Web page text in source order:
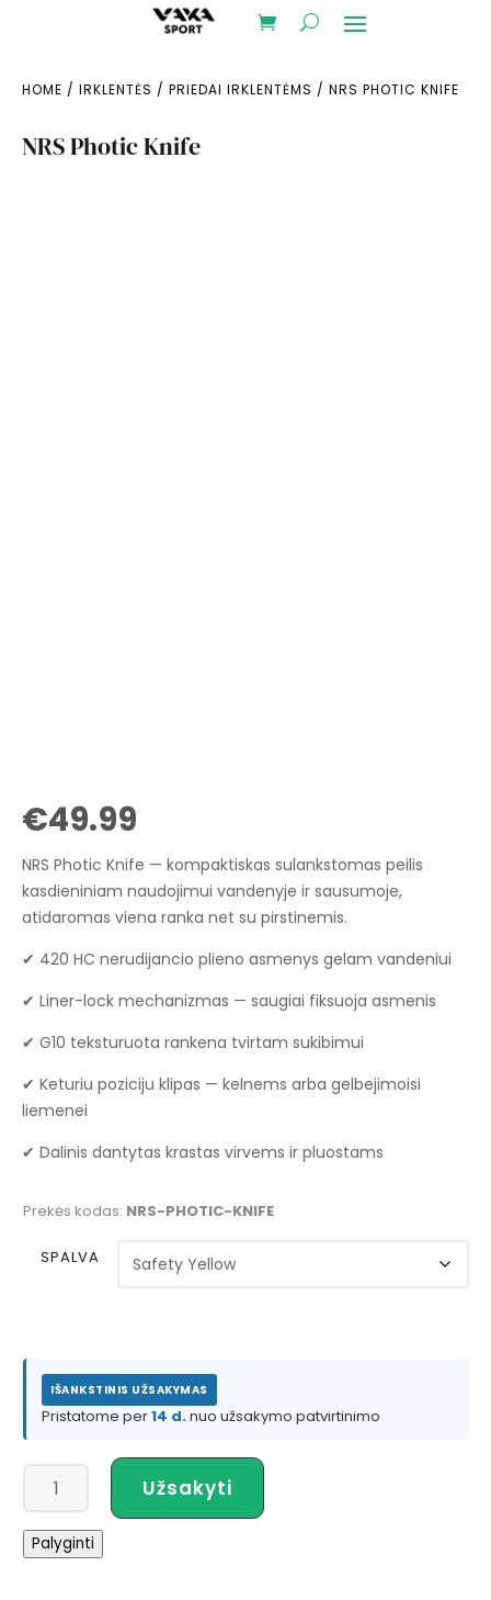
HOME / IRKLENTĖS / PRIEDAI IRKLENTĖMS / NRS PHOTIC KNIFE
NRS Photic Knife
€49.99
NRS Photic Knife — kompaktiskas sulankstomas peilis
kasdieniniam naudojimui vandenyje ir sausumoje,
atidaromas viena ranka net su pirstinemis.
✔ 420 HC nerudijancio plieno asmenys gelam vandeniui
✔ Liner-lock mechanizmas — saugiai fiksuoja asmenis
✔ G10 teksturuota rankena tvirtam sukibimui
✔ Keturiu poziciju klipas — kelnems arba gelbejimoisi
liemenei
✔ Dalinis dantytas krastas virvems ir pluostams
Prekės kodas: NRS-PHOTIC-KNIFE
SPALVA
IŠANKSTINIS UŽSAKYMAS
Pristatome per14 d.nuo užsakymo patvirtinimo
kiekis:
NRS
Photic
Užsakyti
Palyginti